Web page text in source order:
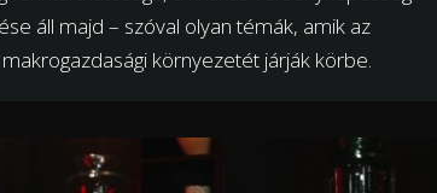
áll majd – szóval olyan témák, amik az
környezetét járják körbe.